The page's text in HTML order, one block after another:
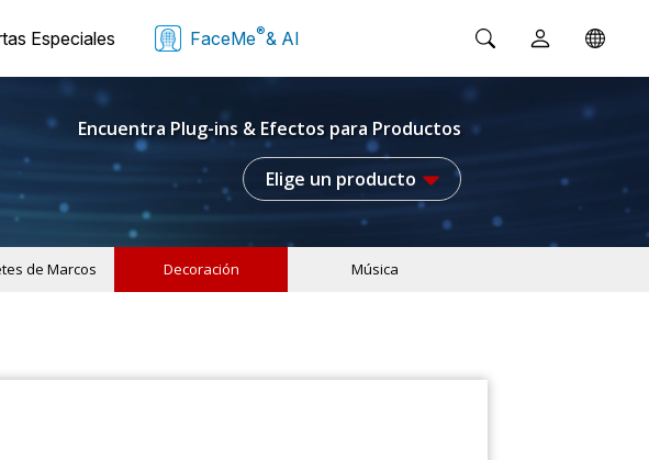
Especiales FaceMe®& AI
Encuentra Plug-ins & Efectos para Productos
Elige un producto
de Marcos Decoración Música